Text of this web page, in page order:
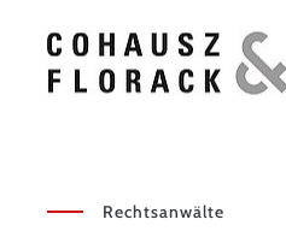
Rechtsanwälte